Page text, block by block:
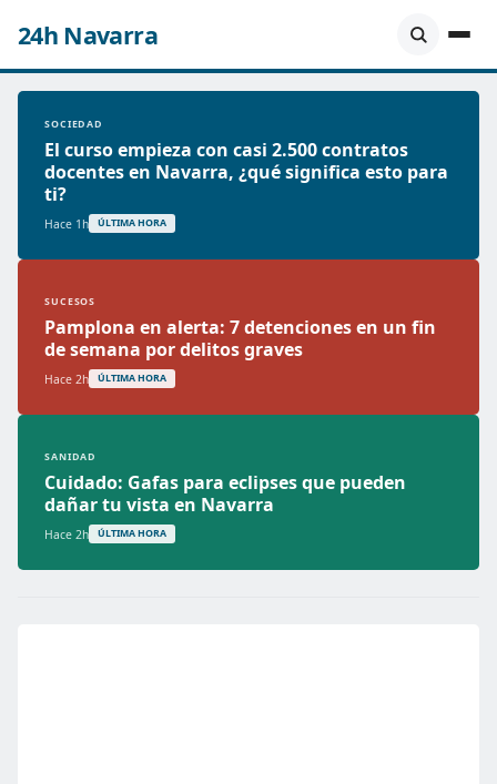
24h Navarra
SOCIEDAD
El curso empieza con casi 2.500 contratos
docentes en Navarra, ¿qué significa esto para
ti?
Hace 1h ÚLTIMA HORA
SUCESOS
Pamplona en alerta: 7 detenciones en un fin
de semana por delitos graves
Hace 2h ÚLTIMA HORA
SANIDAD
Cuidado: Gafas para eclipses que pueden
dañar tu vista en Navarra
Hace 2h ÚLTIMA HORA